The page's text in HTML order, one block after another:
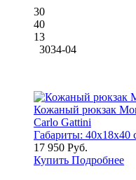
30
40
13
3034-04
Кожаный рюкзак
Carlo Gattini
Габариты: 40x18x40
17 950 Руб.
Купить Подробнее